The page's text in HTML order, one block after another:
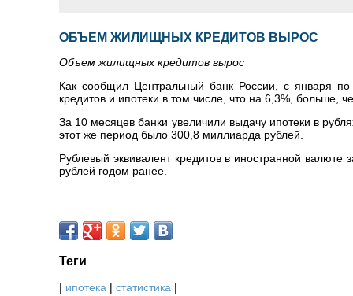
ОБЪЕМ ЖИЛИЩНЫХ КРЕДИТОВ ВЫРОС
Объем жилищных кредитов вырос
Как сообщил Центральный банк России, с января
кредитов и ипотеки в том числе, что на 6,3%, больше,
За 10 месяцев банки увеличили выдачу ипотеки в
этот же период было 300,8 миллиарда рублей.
Рублевый эквивалент кредитов в иностранной
рублей годом ранее.
Теги
| ипотека | статистика |